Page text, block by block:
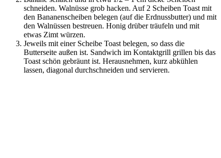
schneiden. Walnüsse grob hacken. Auf 2 Scheiben Toast mit
den Bananenscheiben belegen (auf die Erdnussbutter) und mit
den Walnüssen bestreuen. Honig drüber träufeln und mit
etwas Zimt würzen.
Jeweils mit einer Scheibe Toast belegen, so dass die
Butterseite außen ist. Sandwich im Kontaktgrill grillen bis das
Toast schön gebräunt ist. Herausnehmen, kurz abkühlen
lassen, diagonal durchschneiden und servieren.